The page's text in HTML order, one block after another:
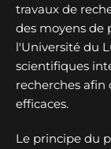
travaux de
des moyens de
l'Université du
scientifiques
recherches
efficaces.
Le principe du